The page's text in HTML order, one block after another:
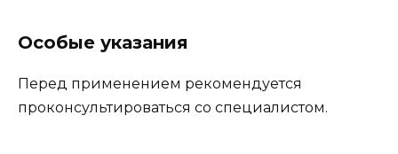
Особые указания
Перед применением рекомендуется
проконсультироваться со специалистом.